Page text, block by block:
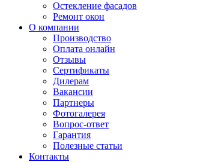
Остекление фасадов
Ремонт окон
О компании
Производство
Оплата онлайн
Отзывы
Сертификаты
Дилерам
Вакансии
Партнеры
Фотогалерея
Вопрос-ответ
Гарантия
Полезные статьи
Контакты